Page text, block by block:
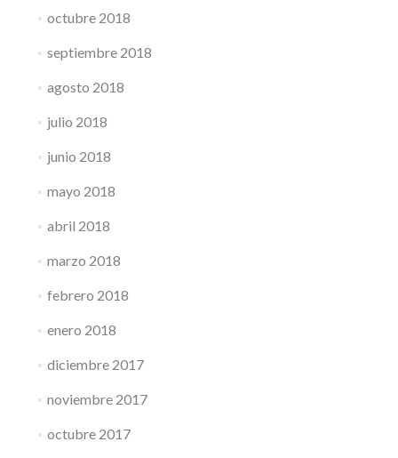
octubre 2018
septiembre 2018
agosto 2018
julio 2018
junio 2018
mayo 2018
abril 2018
marzo 2018
febrero 2018
enero 2018
diciembre 2017
noviembre 2017
octubre 2017